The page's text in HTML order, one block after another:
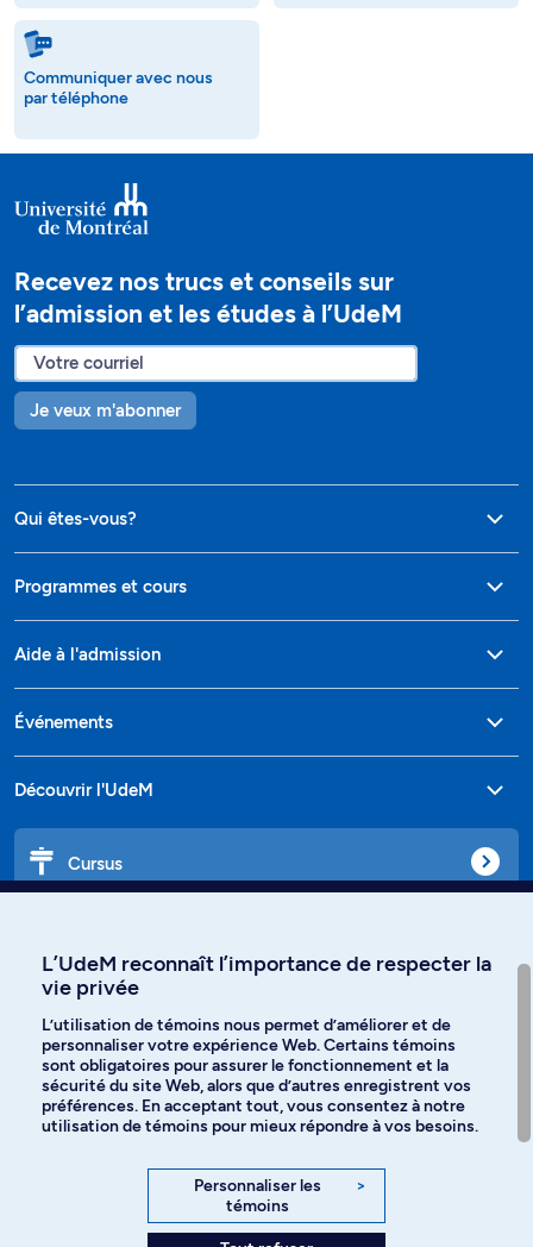
Communiquer avec nous
par téléphone
Recevez nos trucs et conseils sur
l’admission et les études à l’UdeM
Je veux m'abonner
Qui êtes-vous?
Programmes et cours
Aide à l'admission
Événements
Découvrir l'UdeM
Cursus
Langues
Facebook Instagram
YouTube
L’UdeM reconnaît l’importance de respecter la
vie privée
L’utilisation de témoins nous permet d’améliorer et de
personnaliser votre expérience Web. Certains témoins
sont obligatoires pour assurer le fonctionnement et la
sécurité du site Web, alors que d’autres enregistrent vos
préférences. En acceptant tout, vous consentez à notre
utilisation de témoins pour mieux répondre à vos besoins.
Personnaliser les
témoins
>